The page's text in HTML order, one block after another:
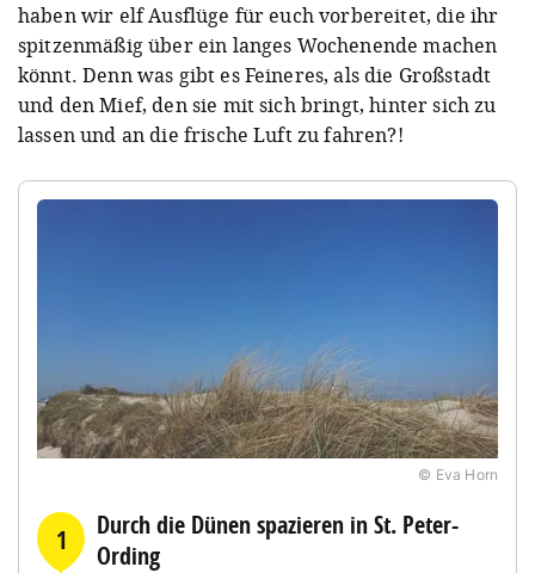
haben wir elf Ausflüge für euch vorbereitet, die ihr
spitzenmäßig über ein langes Wochenende machen
könnt. Denn was gibt es Feineres, als die Großstadt
und den Mief, den sie mit sich bringt, hinter sich zu
lassen und an die frische Luft zu fahren?!
© Eva Horn
1
Durch die Dünen spazieren in St. Peter-
Ording